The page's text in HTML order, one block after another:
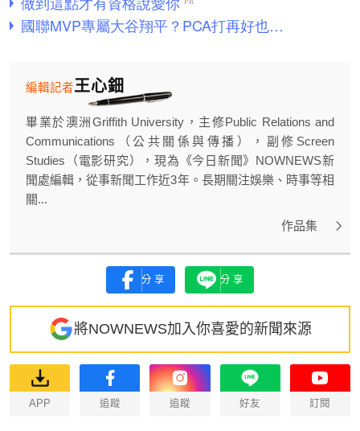
王心鈿
編輯記者
畢業於澳洲Griffith University，主修Public Relations and
Communications（公共關係與傳播），副修Screen
Studies（電影研究），現為《今日新聞》NOWNEWS新
聞處編輯，從事新聞工作近3年。長期關注娛樂、時事等相
關...
作品集
分享 分享
將NOWNEWS加入你喜愛的新聞來源
APP 追蹤 追蹤 好友 訂閱